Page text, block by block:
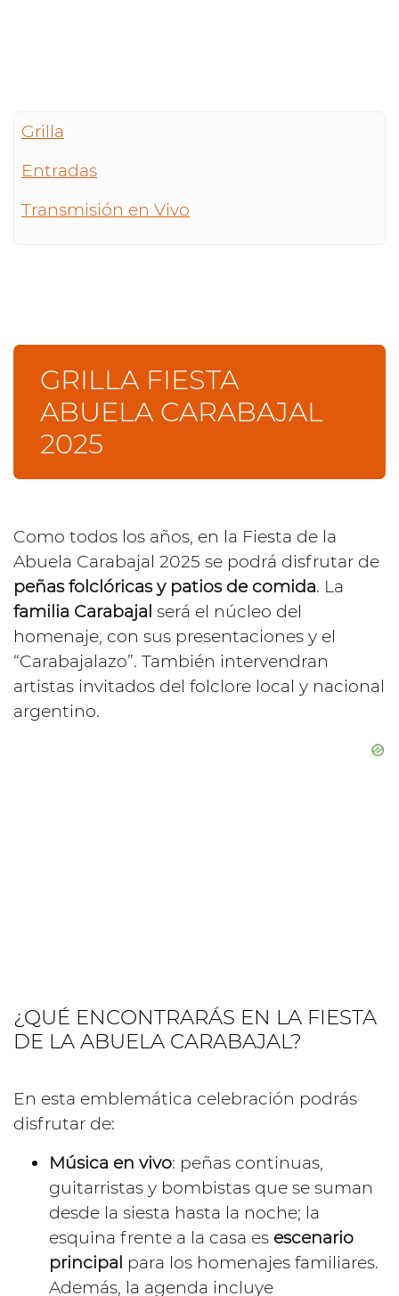
Grilla
Entradas
Transmisión en Vivo
GRILLA FIESTA
ABUELA CARABAJAL
2025
Como todos los años, en la Fiesta de la
Abuela Carabajal 2025 se podrá disfrutar de
peñas folclóricas y patios de comida. La
familia Carabajal será el núcleo del
homenaje, con sus presentaciones y el
“Carabajalazo”. También intervendran
artistas invitados del folclore local y nacional
argentino.
¿QUÉ ENCONTRARÁS EN LA FIESTA
DE LA ABUELA CARABAJAL?
En esta emblemática celebración podrás
disfrutar de:
Música en vivo: peñas continuas,
guitarristas y bombistas que se suman
desde la siesta hasta la noche; la
esquina frente a la casa es escenario
principal para los homenajes familiares.
Además, la agenda incluye